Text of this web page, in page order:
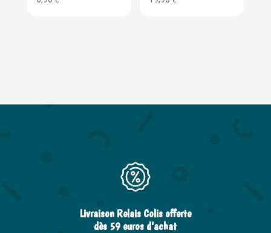
Livraison Relais Colis offerte
dès 59 euros d’achat